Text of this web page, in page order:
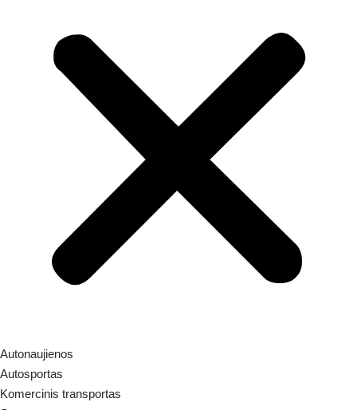
Autonaujienos
Autosportas
Komercinis transportas